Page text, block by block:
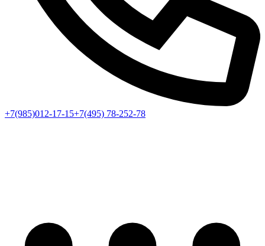
+7(985)012-17-15+7(495) 78-252-78